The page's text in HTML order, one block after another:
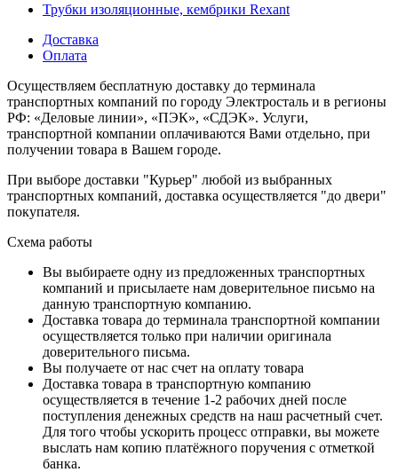
Трубки изоляционные, кембрики Rexant
Доставка
Оплата
Осуществляем бесплатную доставку до терминала
транспортных компаний по городу Электросталь и в регионы
РФ: «Деловые линии», «ПЭК», «СДЭК». Услуги,
транспортной компании оплачиваются Вами отдельно, при
получении товара в Вашем городе.
При выборе доставки "Курьер" любой из выбранных
транспортных компаний, доставка осуществляется "до двери"
покупателя.
Схема работы
Вы выбираете одну из предложенных транспортных
компаний и присылаете нам доверительное письмо на
данную транспортную компанию.
Доставка товара до терминала транспортной компании
осуществляется только при наличии оригинала
доверительного письма.
Вы получаете от нас счет на оплату товара
Доставка товара в транспортную компанию
осуществляется в течение 1-2 рабочих дней после
поступления денежных средств на наш расчетный счет.
Для того чтобы ускорить процесс отправки, вы можете
выслать нам копию платёжного поручения с отметкой
банка.